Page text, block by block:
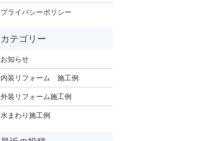
プライバシーポリシー
お知らせ
内装リフォーム 施工例
外装リフォーム施工例
水まわり施工例